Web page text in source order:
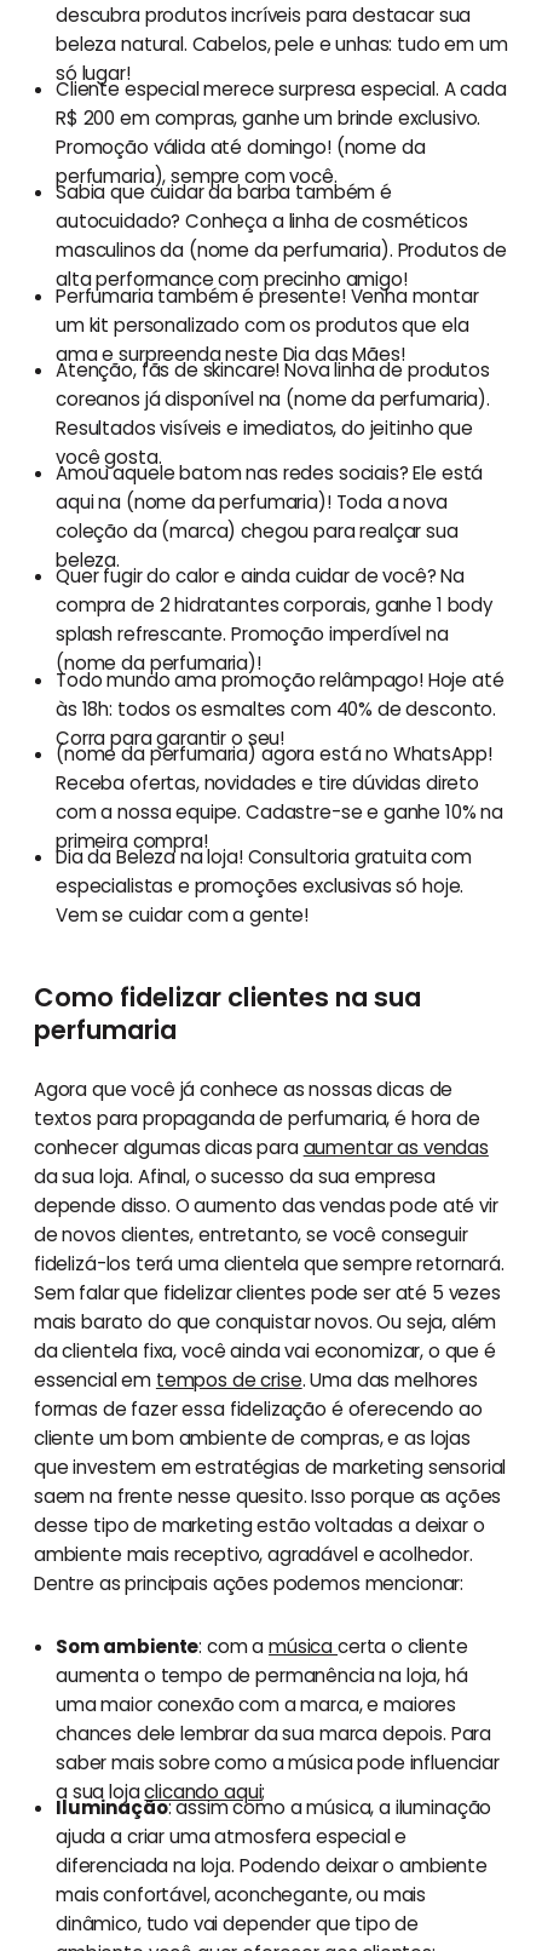
descubra produtos incríveis para destacar sua
beleza natural. Cabelos, pele e unhas: tudo em um
só lugar!
Cliente especial merece surpresa especial. A cada
R$ 200 em compras, ganhe um brinde exclusivo.
Promoção válida até domingo! (nome da
perfumaria), sempre com você.
Sabia que cuidar da barba também é
autocuidado? Conheça a linha de cosméticos
masculinos da (nome da perfumaria). Produtos de
alta performance com precinho amigo!
Perfumaria também é presente! Venha montar
um kit personalizado com os produtos que ela
ama e surpreenda neste Dia das Mães!
Atenção, fãs de skincare! Nova linha de produtos
coreanos já disponível na (nome da perfumaria).
Resultados visíveis e imediatos, do jeitinho que
você gosta.
Amou aquele batom nas redes sociais? Ele está
aqui na (nome da perfumaria)! Toda a nova
coleção da (marca) chegou para realçar sua
beleza.
Quer fugir do calor e ainda cuidar de você? Na
compra de 2 hidratantes corporais, ganhe 1 body
splash refrescante. Promoção imperdível na
(nome da perfumaria)!
Todo mundo ama promoção relâmpago! Hoje até
às 18h: todos os esmaltes com 40% de desconto.
Corra para garantir o seu!
(nome da perfumaria) agora está no WhatsApp!
Receba ofertas, novidades e tire dúvidas direto
com a nossa equipe. Cadastre-se e ganhe 10% na
primeira compra!
Dia da Beleza na loja! Consultoria gratuita com
especialistas e promoções exclusivas só hoje.
Vem se cuidar com a gente!
Como fidelizar clientes na sua
perfumaria
Agora que você já conhece as nossas dicas de
textos para propaganda de perfumaria, é hora de
conhecer algumas dicas paraaumentar as vendas
da sua loja. Afinal, o sucesso da sua empresa
depende disso. O aumento das vendas pode até vir
de novos clientes, entretanto, se você conseguir
fidelizá-los terá uma clientela que sempre retornará.
Sem falar que fidelizar clientes pode ser até 5 vezes
mais barato do que conquistar novos. Ou seja, além
da clientela fixa, você ainda vai economizar, o que é
essencial em tempos de crise. Uma das melhores
formas de fazer essa fidelização é oferecendo ao
cliente um bom ambiente de compras, e as lojas
que investem em estratégias de marketing sensorial
saem na frente nesse quesito. Isso porque as ações
desse tipo de marketing estão voltadas a deixar o
ambiente mais receptivo, agradável e acolhedor.
Dentre as principais ações podemos mencionar:
Som ambiente: com amúsicacerta o cliente
aumenta o tempo de permanência na loja, há
uma maior conexão com a marca, e maiores
chances dele lembrar da sua marca depois. Para
saber mais sobre como a música pode influenciar
a sua lojaclicando aqui;
Iluminação: assim como a música, a iluminação
ajuda a criar uma atmosfera especial e
diferenciada na loja. Podendo deixar o ambiente
mais confortável, aconchegante, ou mais
dinâmico, tudo vai depender que tipo de